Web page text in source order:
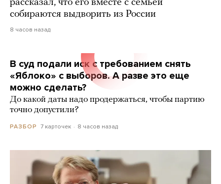
рассказал, что его вместе с семьей
собираются выдворить из России
8 часов назад
В суд подали иск с требованием снять
«Яблоко» с выборов. А разве это еще
можно сделать?
До какой даты надо продержаться, чтобы партию
точно допустили?
РАЗБОР 7 карточек 8 часов назад